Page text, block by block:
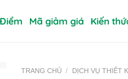
Mã giảm giá Kiến
TRANG CHỦ / DỊCH VỤ THIẾT